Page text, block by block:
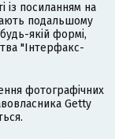
із посиланням на
подальшому
якій формі,
"Інтерфакс-
фотографічних
Getty